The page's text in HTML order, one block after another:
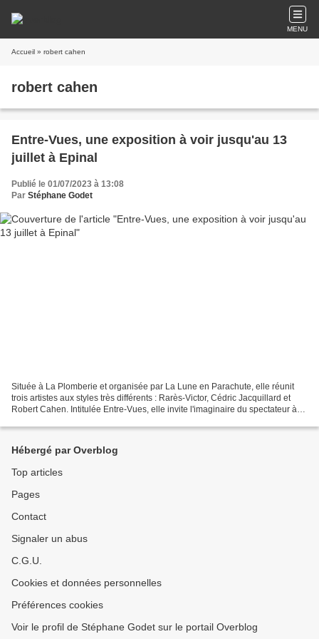
MENU
Accueil » robert cahen
robert cahen
Entre-Vues, une exposition à voir jusqu'au 13
juillet à Epinal
Publié le 01/07/2023 à 13:08
Par Stéphane Godet
Située à La Plomberie et organisée par La Lune en Parachute, elle réunit
trois artistes aux styles très différents : Rarès-Victor, Cédric Jacquillard et
Robert Cahen. Intitulée Entre-Vues, elle invite l'imaginaire du spectateur à
Hébergé par Overblog
Top articles
Pages
Contact
Signaler un abus
C.G.U.
Cookies et données personnelles
Préférences cookies
Voir le profil de Stéphane Godet sur le portail Overblog